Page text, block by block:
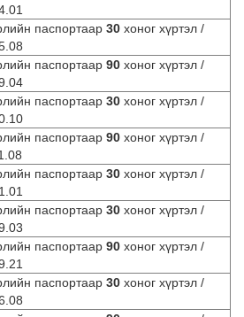
паспортаар 30 хоног хүртэл /
паспортаар 90 хоног хүртэл /
паспортаар 30 хоног хүртэл /
паспортаар 90 хоног хүртэл /
паспортаар 30 хоног хүртэл /
паспортаар 30 хоног хүртэл /
паспортаар 90 хоног хүртэл /
паспортаар 30 хоног хүртэл /